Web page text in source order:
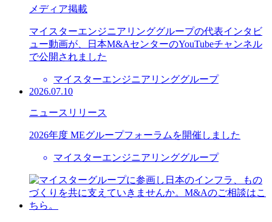
メディア掲載
マイスターエンジニアリンググループの代表インタビ
ュー動画が、日本M&AセンターのYouTubeチャンネル
で公開されました
マイスターエンジニアリンググループ
2026.07.10
ニュースリリース
2026年度 MEグループフォーラムを開催しました
マイスターエンジニアリンググループ